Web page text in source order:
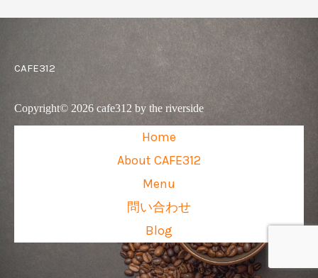
CAFE312
Copyright© 2026 cafe312 by the riverside
Home
About CAFE312
Menu
問い合わせ
Blog